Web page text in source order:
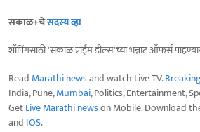
सकाळ+चेसदस्य व्हा
शॉपिंगसाठी 'सकाळ प्राईम डील्स'च्या भन्नाट ऑफर्स
Read Marathi newsand watch Live TV.
India, Pune,Mumbai, Politics, Entertainment,
GetLive Marathi newson Mobile. Download
and IOS.